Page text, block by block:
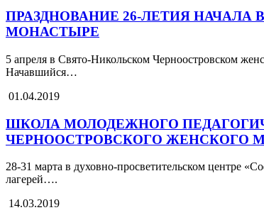
ПРАЗДНОВАНИЕ 26-ЛЕТИЯ
МОНАСТЫРЕ
5 апреля в Свято-Никольском Черноостровском
Начавшийся…
01.04.2019
ШКОЛА МОЛОДЕЖНОГО
ЧЕРНООСТРОВСКОГО ЖЕНСКОГО
28-31 марта в духовно-просветительском центре
лагерей….
14.03.2019